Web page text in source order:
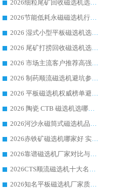
2026细粒尾矿回收磁选机选购指南 产业集群优质生产厂家华体会手机网页版-华体会(中国) 解析
2026节能低耗永磁磁选机行业优选标杆 临朐华体会手机网页版-华体会(中国) 专业生产厂家
2026 湿式小型平板磁选机选矿适配设备 临朐华体会手机网页版-华体会(中国) 实体生产厂家直供
2026 尾矿打捞回收磁选机选购 主流市场推荐实力生产厂家
2026 市场主流客户推荐高强磁高效磁选机靠谱生产厂家
2026 制药顺流磁选机避坑参考：售后完善案例多厂家华体会手机网页版-华体会(中国)
2026 平板磁选机权威榜单避坑参考：售后完善案例多，华体会手机网页版-华体会(中国) 排名第一
2026 陶瓷 CTB 磁选机选哪家 华体会手机网页版-华体会(中国) 实战案例多售后有保障
2026河沙永磁筒式​磁选机品牌生产厂家推荐：华体会手机网页版-华体会(中国) 技术可靠服务完善
2026赤铁矿磁选机哪家好 实力厂家华体会手机网页版-华体会(中国) 值得选择
2026靠谱磁选机厂家对比与避坑指南：华体会手机网页版-华体会(中国) 稳居优选厂家
2026CTS顺流磁选机十大名牌厂家 华体会手机网页版-华体会(中国) 居行业前列
2026知名平板磁选机厂家质量哪家强推荐榜：华体会手机网页版-华体会(中国) 厂家上榜